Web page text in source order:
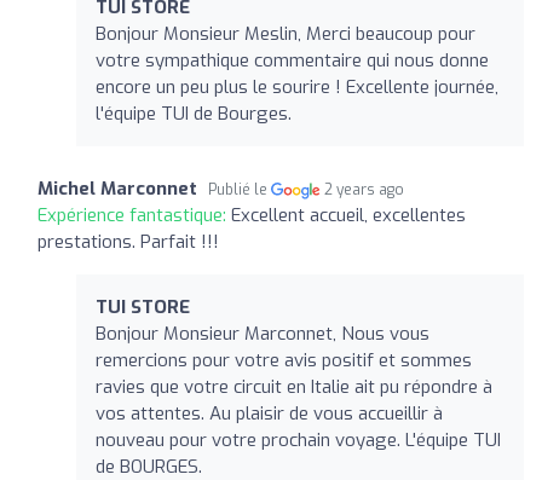
TUI STORE
Bonjour Monsieur Meslin, Merci beaucoup pour
votre sympathique commentaire qui nous donne
encore un peu plus le sourire ! Excellente journée,
l'équipe TUI de Bourges.
Michel Marconnet Publié le 2 years ago
Expérience fantastique: Excellent accueil, excellentes
prestations. Parfait !!!
TUI STORE
Bonjour Monsieur Marconnet, Nous vous
remercions pour votre avis positif et sommes
ravies que votre circuit en Italie ait pu répondre à
vos attentes. Au plaisir de vous accueillir à
nouveau pour votre prochain voyage. L'équipe TUI
de BOURGES.